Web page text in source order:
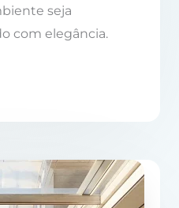
seja
com elegância.